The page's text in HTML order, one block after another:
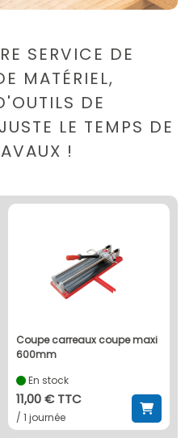
SERVICE DE
MATÉRIEL,
DE
LE TEMPS DE
!
coupe carreaux coupe maxi
600mm
En stock
11,00 € TTC
/ 1 journée